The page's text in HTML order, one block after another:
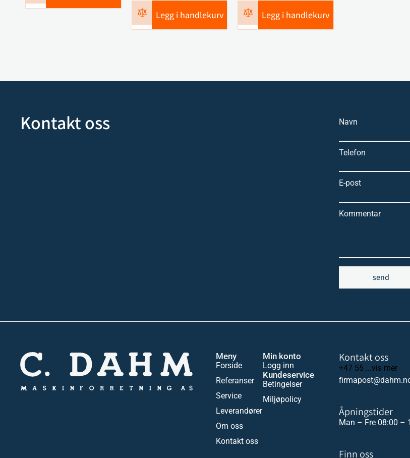
Legg i handlekurv Legg i handlekurv
Kontakt oss Navn
Telefon
E-post
Kommentar
send
Meny
Forside
Referanser
Service
Leverandører
Om oss
Kontakt oss
Min konto
Logg inn
Kundeservice
Betingelser
Miljøpolicy
Kontakt oss
+47 55 ...vis mer
Åpningstider
Man – Fre 08:00 –
Finn oss